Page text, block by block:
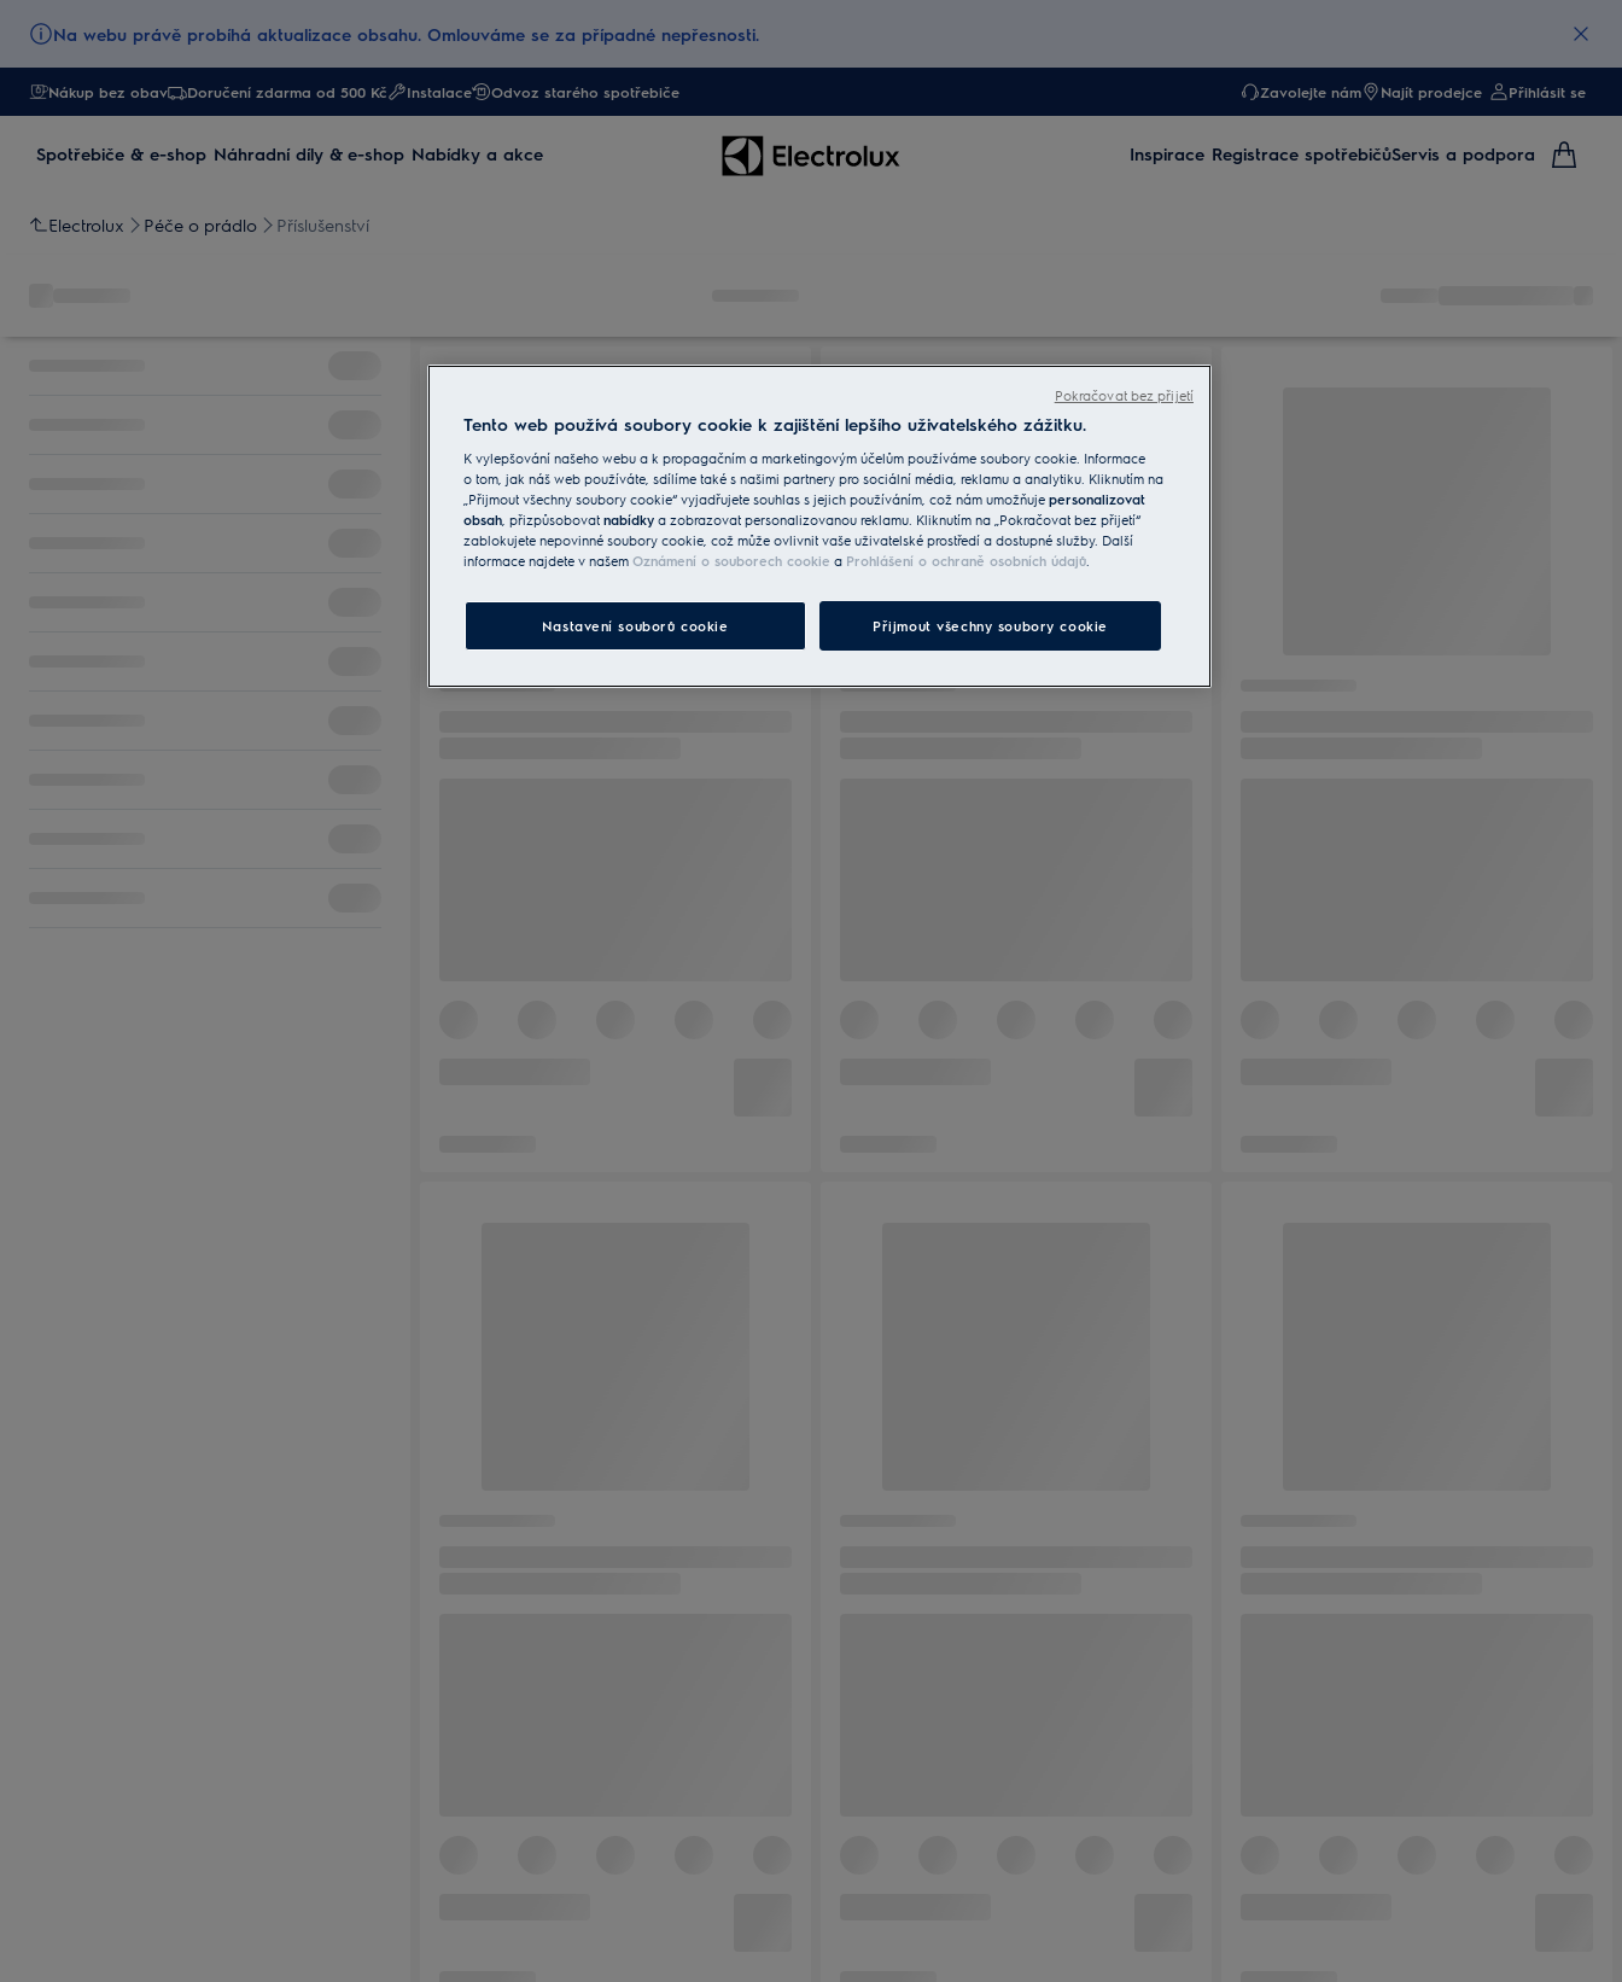
Na webu právě probíhá aktualizace obsahu. Omlouváme se za případné nepřesnosti.
Nákup bez obav Doručení zdarma od 500 Kč Instalace Odvoz starého spotřebiče Zavolejte nám Najít prodejce Přihlásit se
Spotřebiče & e-shop Náhradní díly & e-shop Nabídky a akce Inspirace Registrace spotřebičůServis a podpora
Electrolux Péče o prádlo Příslušenství
Tento web používá soubory cookie k zajištění lepšího uživatelského zážitku.
K vylepšování našeho webu a k propagačním a marketingovým účelům používáme soubory cookie. Informace
o tom, jak náš web používáte, sdílíme také s našimi partnery pro sociální média, reklamu a analytiku. Kliknutím na
„Přijmout všechny soubory cookie“ vyjadřujete souhlas s jejich používáním, což nám umožňuje personalizovat
obsah , přizpůsobovat nabídky a zobrazovat personalizovanou reklamu. Kliknutím na „Pokračovat bez přijetí“
zablokujete nepovinné soubory cookie, což může ovlivnit vaše uživatelské prostředí a dostupné služby. Další
informace najdete v našem Oznámení o souborech cookie a Prohlášení o ochraně osobních údajů
Nastavení souborů cookie Přijmout všechny soubory cookie
Pokračovat bez přijetí